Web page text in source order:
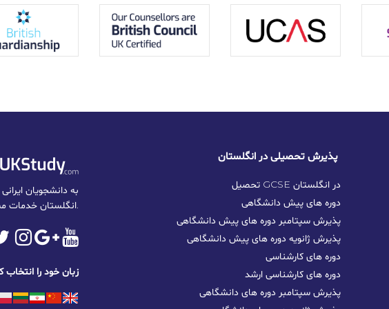
انگلستان خدمات مشاوره تخصصی و حرفه‌ای ارائه می‌دهد.
زبان خود را انتخاب
تحصیل GCSE در انگلستان
دوره های پیش دانشگاهی
پذیرش سپتامبر دوره های پیش دانشگاهی
پذیرش ژانویه دوره های پیش دانشگاهی
دوره های کارشناسی
دوره های کارشناسی ارشد
پذیرش سپتامبر دوره‌ های دانشگاهی